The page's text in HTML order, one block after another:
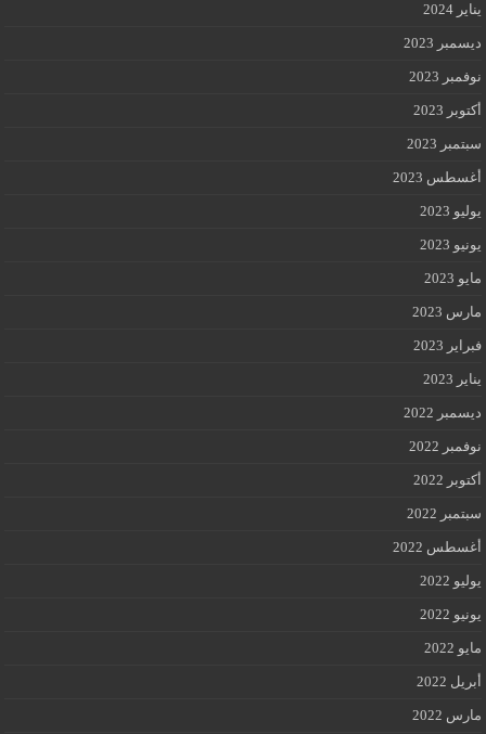
يناير 2024
ديسمبر 2023
نوفمبر 2023
أكتوبر 2023
سبتمبر 2023
أغسطس 2023
يوليو 2023
يونيو 2023
مايو 2023
مارس 2023
فبراير 2023
يناير 2023
ديسمبر 2022
نوفمبر 2022
أكتوبر 2022
سبتمبر 2022
أغسطس 2022
يوليو 2022
يونيو 2022
مايو 2022
أبريل 2022
مارس 2022